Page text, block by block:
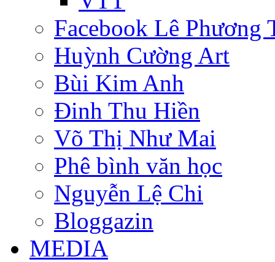
Facebook Lê Phương
Huỳnh Cường Art
Bùi Kim Anh
Đinh Thu Hiền
Võ Thị Như Mai
Phê bình văn học
Nguyễn Lệ Chi
Bloggazin
MEDIA